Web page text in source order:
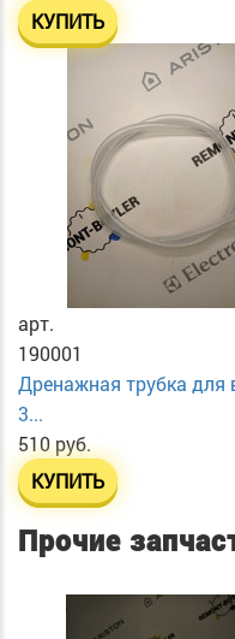
КУПИТЬ
арт.
190001
Дренажная трубка для
3...
510 руб.
КУПИТЬ
Прочие